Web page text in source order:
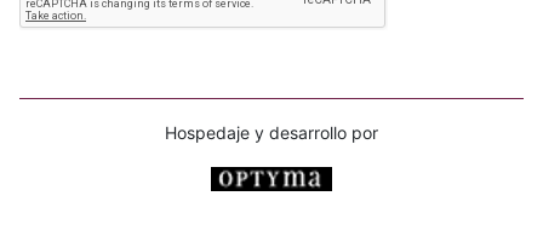
Hospedaje y desarrollo por